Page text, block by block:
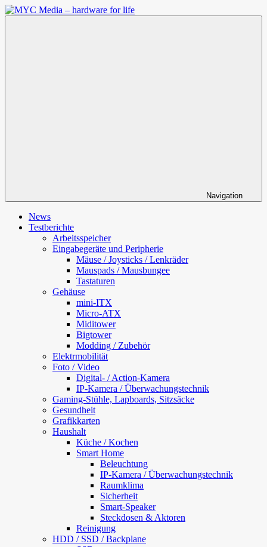
Zum
Inhalt
Navigation
News
Testberichte
Arbeitsspeicher
Eingabegeräte und Peripherie
Mäuse / Joysticks / Lenkräder
Mauspads / Mausbungee
Tastaturen
Gehäuse
mini-ITX
Micro-ATX
Miditower
Bigtower
Modding / Zubehör
Elektrmobilität
Foto / Video
Digital- / Action-Kamera
IP-Kamera / Überwachungstechnik
Gaming-Stühle, Lapboards, Sitzsäcke
Gesundheit
Grafikkarten
Haushalt
Küche / Kochen
Smart Home
Beleuchtung
IP-Kamera / Überwachungstechnik
Raumklima
Sicherheit
Smart-Speaker
Steckdosen & Aktoren
Reinigung
HDD / SSD / Backplane